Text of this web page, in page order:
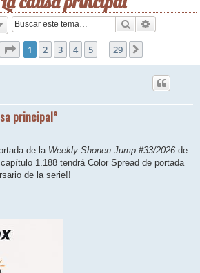
Buscar
Página1 de 29
1 2 3 4 5 29
principal”
de la Weekly Shonen Jump #33/2026 de
1.188 tendrá Color Spread de portada
de la serie!!